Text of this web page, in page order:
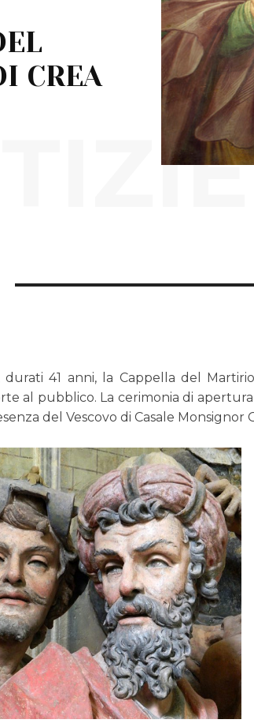
CREA
41 anni, la Cappella del Martirio
al pubblico. La cerimonia di
del Vescovo di Casale Monsignor